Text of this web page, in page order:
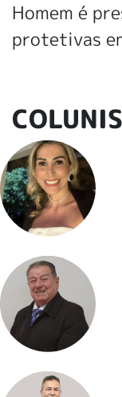
Homem é
protetivas